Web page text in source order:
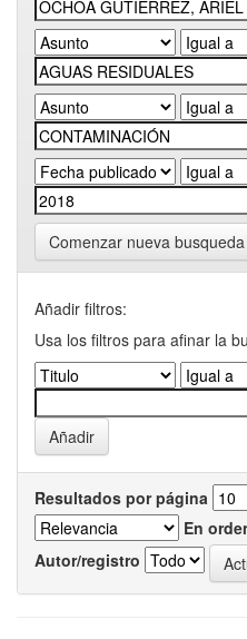
Comenzar nueva busqueda
Añadir filtros:
Usa los filtros para afinar la
Resultados por página
En
Autor/registro